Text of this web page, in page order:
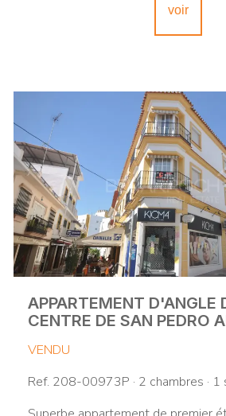
voir
APPARTEMENT D'ANGLE
CENTRE DE SAN PEDRO
VENDU
Ref. 208-00973P · 2 chambres · 1